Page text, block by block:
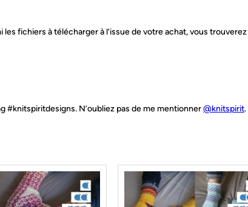
fichiers à télécharger à l’issue de votre achat, vous
#knitspiritdesigns. N’oubliez pas de me mentionner@knitspirit.